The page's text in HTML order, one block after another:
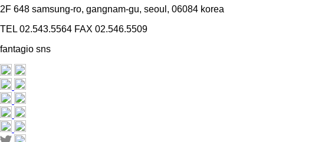
2F 648 samsung-ro, gangnam-gu, seoul, 06084 korea
TEL 02.543.5564 FAX 02.546.5509
fantagio sns